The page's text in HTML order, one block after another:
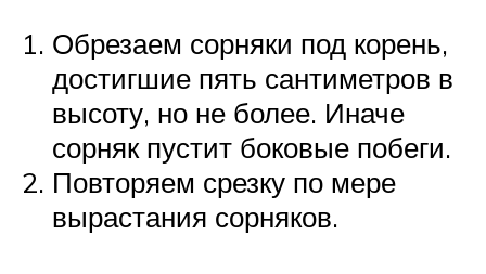
Обрезаем сорняки под корень,
достигшие пять сантиметров в
высоту, но не более. Иначе
сорняк пустит боковые побеги.
Повторяем срезку по мере
вырастания сорняков.